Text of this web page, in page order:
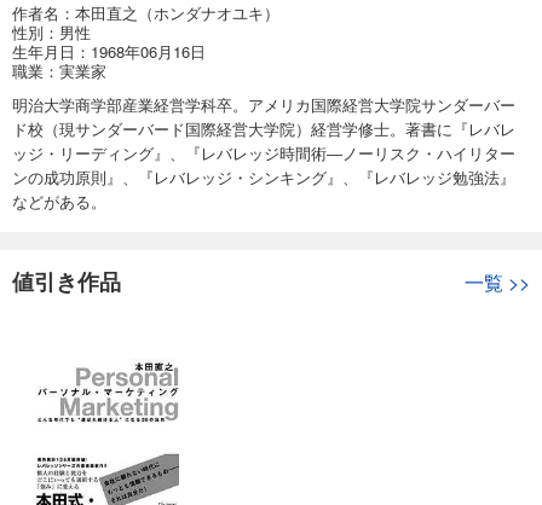
作者名：本田直之（ホンダナオユキ）
性別：男性
生年月日：1968年06月16日
職業：実業家
明治大学商学部産業経営学科卒。アメリカ国際経営大学院サンダーバー
ド校（現サンダーバード国際経営大学院）経営学修士。著書に『レバレ
ッジ・リーディング』、『レバレッジ時間術―ノーリスク・ハイリター
ンの成功原則』、『レバレッジ・シンキング』、『レバレッジ勉強法』
などがある。
値引き作品 一覧 >>